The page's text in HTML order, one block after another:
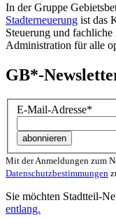
In der Gruppe
Stadterneuerung ist das
Steuerung und
Administration für alle
GB*-
E-Mail-Adresse*
Mit der Anmeldungen zum
Datenschutzbestimmungen
Sie möchten Stadtteil-
entlang.